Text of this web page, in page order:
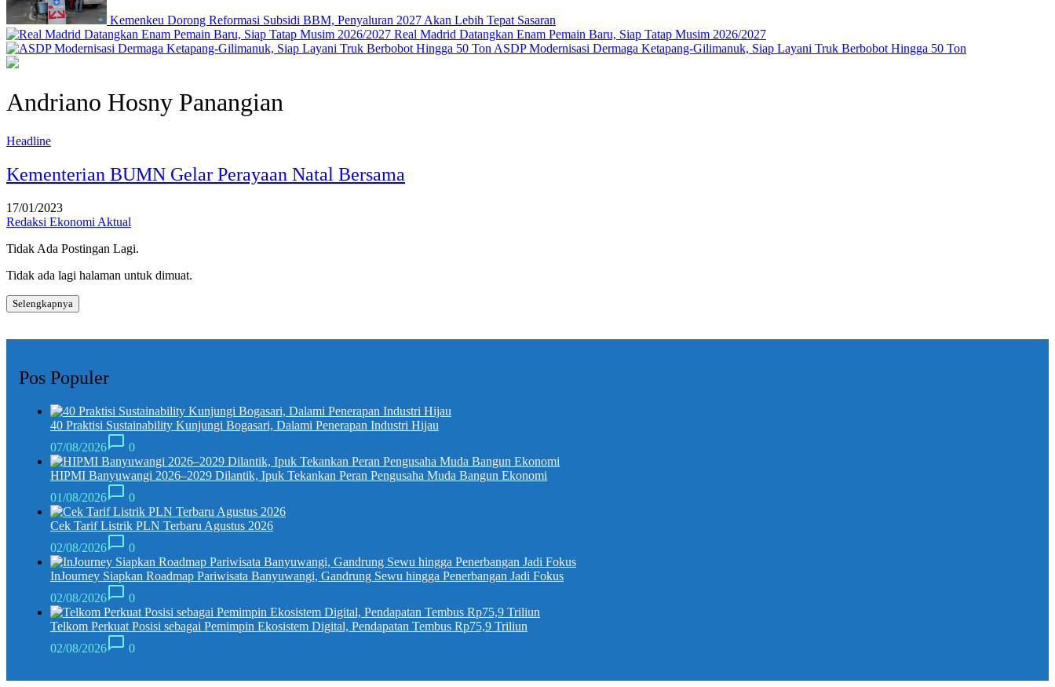
Kemenkeu Dorong Reformasi Subsidi BBM, Penyaluran 2027 Akan Lebih Tepat Sasaran
Real Madrid Datangkan Enam Pemain Baru, Siap Tatap Musim 2026/2027
ASDP Modernisasi Dermaga Ketapang-Gilimanuk, Siap Layani Truk Berbobot Hingga 50 Ton
Andriano Hosny Panangian
Headline
Kementerian BUMN Gelar Perayaan Natal Bersama
17/01/2023
Redaksi Ekonomi Aktual
Tidak Ada Postingan Lagi.
Tidak ada lagi halaman untuk dimuat.
Selengkapnya
Pos Populer
40 Praktisi Sustainability Kunjungi Bogasari, Dalami Penerapan Industri Hijau
07/08/2026
0
HIPMI Banyuwangi 2026–2029 Dilantik, Ipuk Tekankan Peran Pengusaha Muda Bangun Ekonomi
01/08/2026
0
Cek Tarif Listrik PLN Terbaru Agustus 2026
02/08/2026
0
InJourney Siapkan Roadmap Pariwisata Banyuwangi, Gandrung Sewu hingga Penerbangan Jadi Fokus
02/08/2026
0
Telkom Perkuat Posisi sebagai Pemimpin Ekosistem Digital, Pendapatan Tembus Rp75,9 Triliun
02/08/2026
0